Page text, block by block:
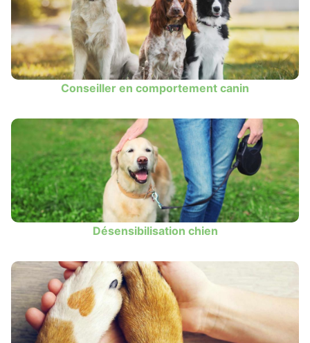
Conseiller en comportement canin
Désensibilisation chien